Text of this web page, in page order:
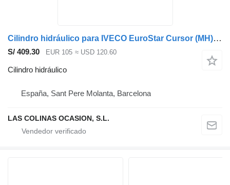
Cilindro hidráulico para IVECO EuroStar Cursor (MH)(1999->2003) camión
S/ 409.30 EUR 105 ≈ USD 120.60
Cilindro hidráulico
España, Sant Pere Molanta, Barcelona
LAS COLINAS OCASION, S.L.